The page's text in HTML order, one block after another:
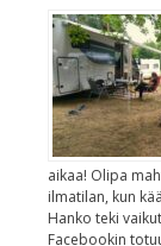
aikaa! Olipa
ilmatilan, kun
Hanko teki
Facebookin